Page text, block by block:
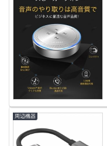
周辺機器